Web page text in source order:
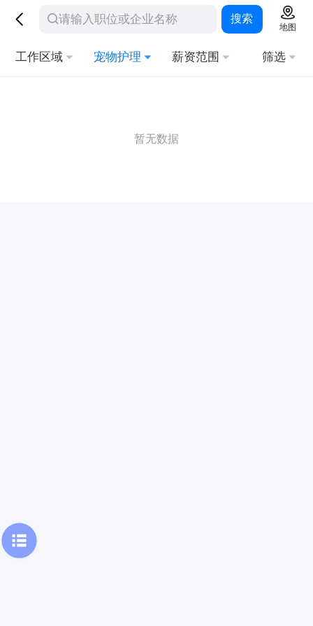
搜索
地图
工作区域 宠物护理 薪资范围 筛选
暂无数据